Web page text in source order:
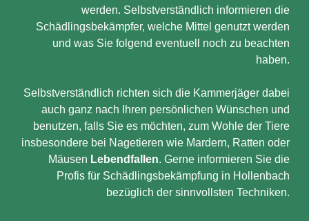
werden. Selbstverständlich informieren die
Schädlingsbekämpfer, welche Mittel genutzt werden
und was Sie folgend eventuell noch zu beachten
haben.
Selbstverständlich richten sich die Kammerjäger dabei
auch ganz nach Ihren persönlichen Wünschen und
benutzen, falls Sie es möchten, zum Wohle der Tiere
insbesondere bei Nagetieren wie Mardern, Ratten oder
Mäusen Lebendfallen. Gerne informieren Sie die
Profis für Schädlingsbekämpfung in Hollenbach
bezüglich der sinnvollsten Techniken.